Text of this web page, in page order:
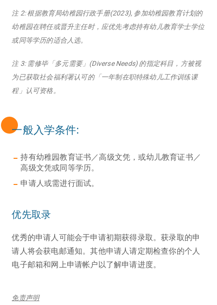
注 2: 根据教育局幼稚园行政手册(2023), 参加幼稚园教育计划的
幼稚园在聘任或晋升主任时，应优先考虑持有幼儿教育学士学位
或同等学历的适合人选。
注 3: 需修毕「多元需要」(Diverse Needs) 的指定科目，方被视
为已获取社会福利署认可的「一年制在职特殊幼儿工作训练课
程」认可资格。
一般入学条件:
持有幼稚园教育证书／高级文凭，或幼儿教育证书／
高级文凭或同等学历。
申请人或需进行面试。
优先取录
优秀的申请人可能会于申请初期获得录取。获录取的申
请人将会获电邮通知。其他申请人请定期检查你的个人
电子邮箱和网上申请帐户以了解申请进度。
免责声明